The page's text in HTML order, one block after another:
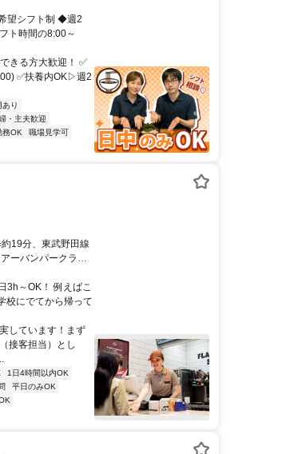
望シフト制 ◆週2
ト時間の8:00～
きる方大歓迎！ ✅
✅扶養内OK▷週2
り
・主夫歓迎
務OK
職場見学可
19分、東武野田線
ーバンパークライ
梅郷駅 徒歩20分
3h～OK！ 例えばこ
校にでてから帰って
しています！まず
接客担当）とし
1日4時間以内OK
平日のみOK